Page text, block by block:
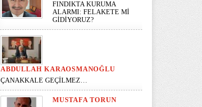
FINDIKTA KURUMA
ALARMI: FELAKETE Mİ
GİDİYORUZ?
ABDULLAH KARAOSMANOĞLU
ÇANAKKALE GEÇİLMEZ…
MUSTAFA TORUN